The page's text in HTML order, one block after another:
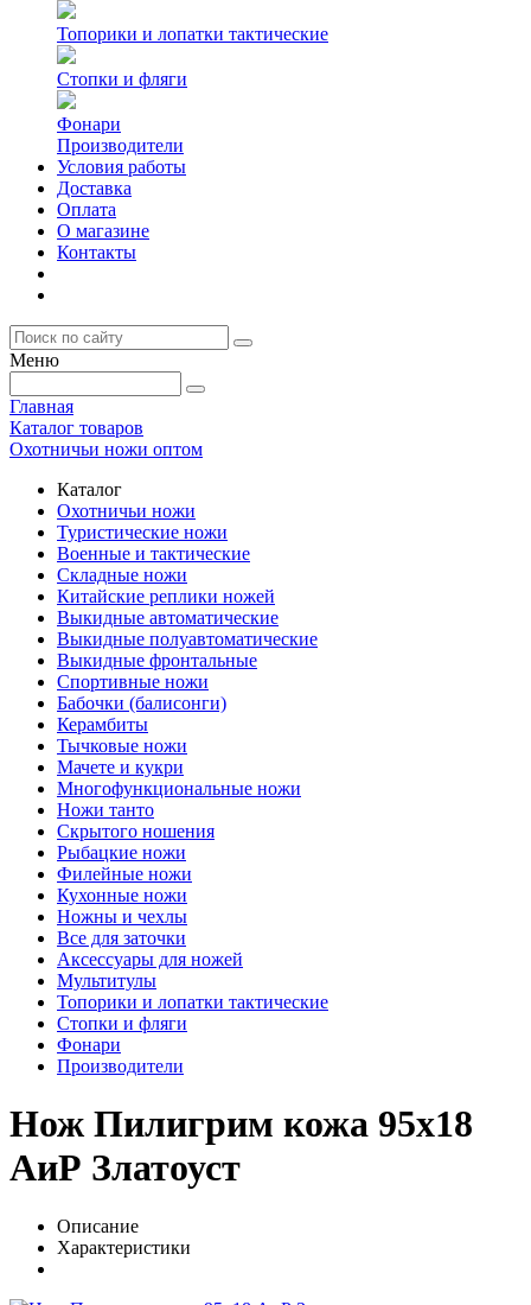
Топорики и лопатки тактические
Стопки и фляги
Фонари
Производители
Условия работы
Доставка
Оплата
О магазине
Контакты
Меню
Главная
Каталог товаров
Охотничьи ножи оптом
Каталог
Охотничьи ножи
Туристические ножи
Военные и тактические
Складные ножи
Китайские реплики ножей
Выкидные автоматические
Выкидные полуавтоматические
Выкидные фронтальные
Спортивные ножи
Бабочки (балисонги)
Керамбиты
Тычковые ножи
Мачете и кукри
Многофункциональные ножи
Ножи танто
Скрытого ношения
Рыбацкие ножи
Филейные ножи
Кухонные ножи
Ножны и чехлы
Все для заточки
Аксессуары для ножей
Мультитулы
Топорики и лопатки тактические
Стопки и фляги
Фонари
Производители
Нож Пилигрим кожа 95х18
АиР Златоуст
Описание
Характеристики